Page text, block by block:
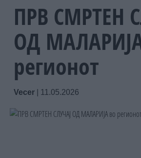
ПРВ СМРТЕН
ОД
регионот
Vecer 11.05.2026